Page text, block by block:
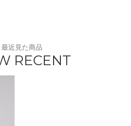
最近見た商品
RECENT